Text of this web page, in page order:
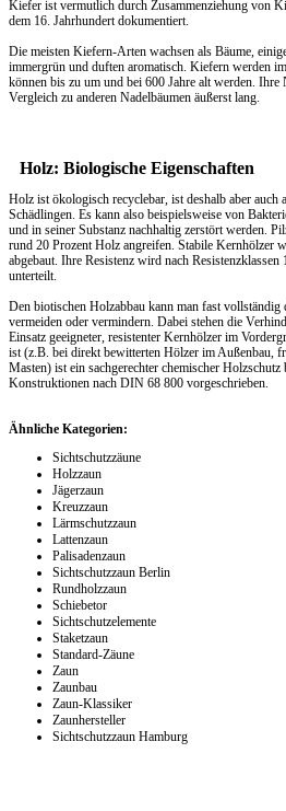
Kiefer ist vermutlich durch Zusammenziehung von
dem 16. Jahrhundert dokumentiert.
Die meisten Kiefern-Arten wachsen als Bäume,
immergrün und duften aromatisch. Kiefern werden
können bis zu um und bei 600 Jahre alt werden.
Vergleich zu anderen Nadelbäumen äußerst lang.
Holz: Biologische Eigenschaften
Holz ist ökologisch recyclebar, ist deshalb aber
Schädlingen. Es kann also beispielsweise von
und in seiner Substanz nachhaltig zerstört werden.
rund 20 Prozent Holz angreifen. Stabile Kernhölzer
abgebaut. Ihre Resistenz wird nach
unterteilt.
Den biotischen Holzabbau kann man fast
vermeiden oder vermindern. Dabei stehen die
Einsatz geeigneter, resistenter Kernhölzer im
ist (z.B. bei direkt bewitterten Hölzer im Außenbau,
Masten) ist ein sachgerechter chemischer Holzschutz
Konstruktionen nach DIN 68 800 vorgeschrieben.
Ähnliche Kategorien:
Sichtschutzzäune
Holzzaun
Jägerzaun
Kreuzzaun
Lärmschutzzaun
Lattenzaun
Palisadenzaun
Sichtschutzzaun Berlin
Rundholzzaun
Schiebetor
Sichtschutzelemente
Staketzaun
Standard-Zäune
Zaun
Zaunbau
Zaun-Klassiker
Zaunhersteller
Sichtschutzzaun Hamburg